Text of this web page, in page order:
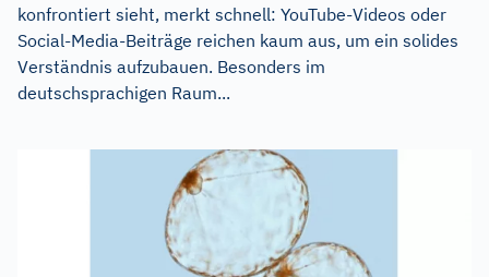
konfrontiert sieht, merkt schnell: YouTube-Videos oder
Social-Media-Beiträge reichen kaum aus, um ein solides
Verständnis aufzubauen. Besonders im
deutschsprachigen Raum...